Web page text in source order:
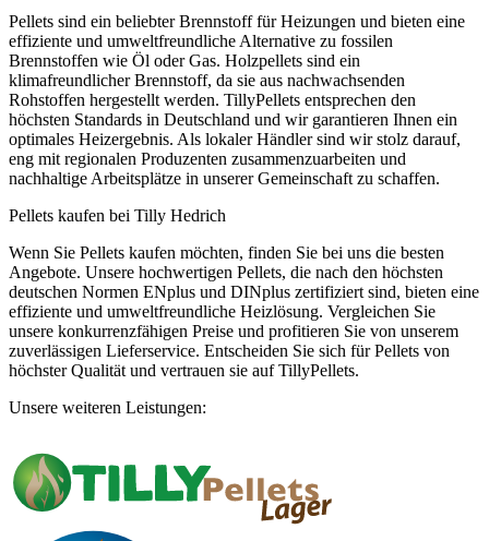
Pellets sind ein beliebter Brennstoff für Heizungen und bieten eine
effiziente und umweltfreundliche Alternative zu fossilen
Brennstoffen wie Öl oder Gas. Holzpellets sind ein
klimafreundlicher Brennstoff, da sie aus nachwachsenden
Rohstoffen hergestellt werden. TillyPellets entsprechen den
höchsten Standards in Deutschland und wir garantieren Ihnen ein
optimales Heizergebnis. Als lokaler Händler sind wir stolz darauf,
eng mit regionalen Produzenten zusammenzuarbeiten und
nachhaltige Arbeitsplätze in unserer Gemeinschaft zu schaffen.
Pellets kaufen bei Tilly Hedrich
Wenn Sie Pellets kaufen möchten, finden Sie bei uns die besten
Angebote. Unsere hochwertigen Pellets, die nach den höchsten
deutschen Normen ENplus und DINplus zertifiziert sind, bieten eine
effiziente und umweltfreundliche Heizlösung. Vergleichen Sie
unsere konkurrenzfähigen Preise und profitieren Sie von unserem
zuverlässigen Lieferservice. Entscheiden Sie sich für Pellets von
höchster Qualität und vertrauen sie auf TillyPellets.
Unsere weiteren Leistungen: